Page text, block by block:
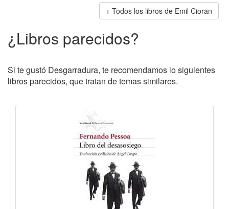
Todos los libros de Emil Cioran
¿Libros parecidos?
Si te gustó Desgarradura, te recomendamos lo siguientes
libros parecidos, que tratan de temas similares.